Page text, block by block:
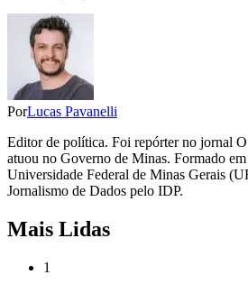
PorLucas Pavanelli
Editor de política. Foi repórter no jornal
atuou no Governo de Minas. Formado
Universidade Federal de Minas Gerais
Jornalismo de Dados pelo IDP.
Mais Lidas
1